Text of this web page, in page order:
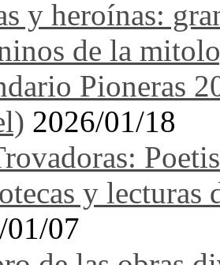
y heroínas:
de la
Pioneras
2026/01/18
y lecturas
01/07